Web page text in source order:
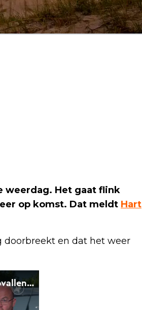
weerdag. Het gaat flink
op komst. Dat meldt Hart
doorbreekt en dat het weer